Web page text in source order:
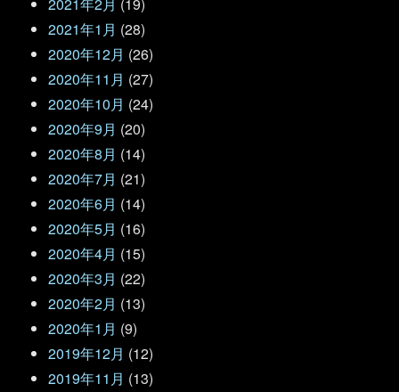
2021年2月 (19)
2021年1月 (28)
2020年12月 (26)
2020年11月 (27)
2020年10月 (24)
2020年9月 (20)
2020年8月 (14)
2020年7月 (21)
2020年6月 (14)
2020年5月 (16)
2020年4月 (15)
2020年3月 (22)
2020年2月 (13)
2020年1月 (9)
2019年12月 (12)
2019年11月 (13)